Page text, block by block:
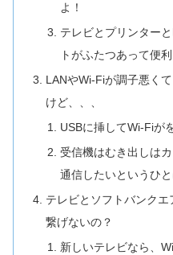
よ！
テレビとプリンター
トがふたつあって便利
LANやWi-Fiが調子悪く
けど、、、
USBに挿してWi-Fiが
受信機はむき出しは
通信したいというひと
テレビとソフトバンク
繋げないの？
新しいテレビなら、